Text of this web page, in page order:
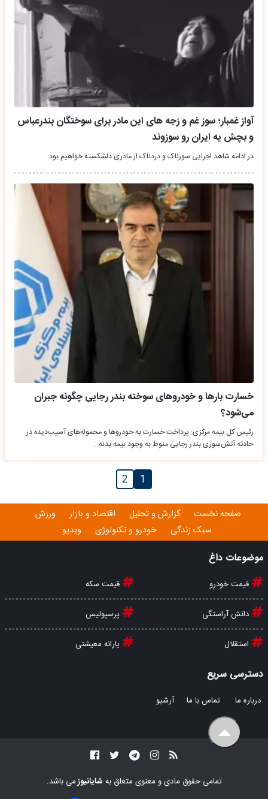
آواز غمبار؛ سوز غم و زجه های این مادر برای سوختگان بندرعباس
و بچش یه ایران رو سوزوند
در ادامه شاهد اجرایی سوزناک و دردناک از مادری دلشکسته خواهیم بود
خسارت بارها و خودروهای سوخته بندر رجایی چگونه جبران
می‌شود؟
رئیس کل بیمه مرکزی: پرداخت خسارت به خودروها و محموله‌های آسیب‌دیده در
حادثه آتش‌سوزی بندر رجایی منوط به وجود بیمه بدنه…
1
2
صفحه نخست گزارش و تحلیل اقتصاد و بازار
ورزش
سبک زندگی
خودرو و تکنولوژی ویدیو
موضوعات داغ
قیمت خودرو قیمت سکه
دانش آراستگی پرسپولیس
استقلال یارانه معیشتی
دسترسی سریع
درباره ما تماس با ما آرشیو
تمامی حقوق مادی و معنوی متعلق به شایانیوزمی باشد.